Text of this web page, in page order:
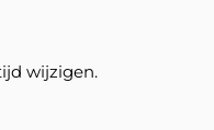
wijzigen.